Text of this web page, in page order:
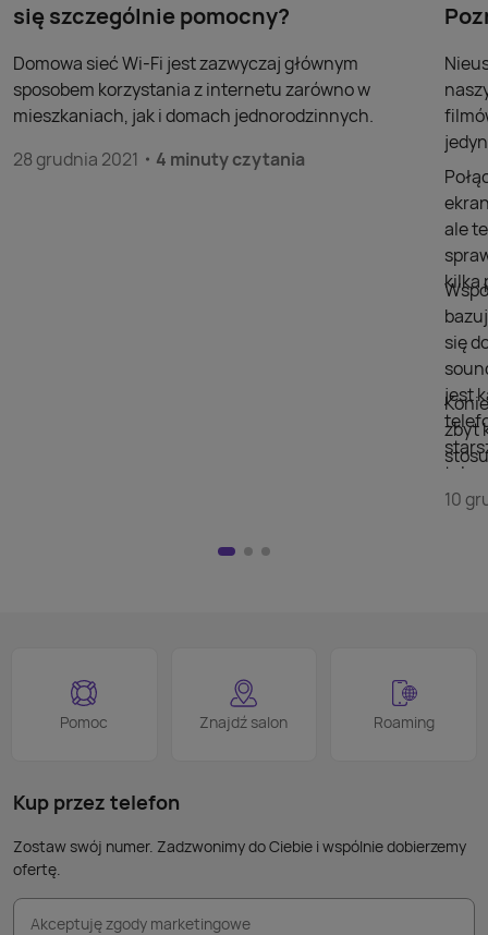
się szczególnie pomocny?
Domowa sieć Wi-Fi jest zazwyczaj głównym
sposobem korzystania z internetu zarówno w
mieszkaniach, jak i domach jednorodzinnych.
28 grudnia 2021
4 minuty czytania
ale
kilka
się
jest
zbyt
10
Pomoc Znajdź salon Roaming
Kup przez telefon
Zostaw swój numer. Zadzwonimy do Ciebie i wspólnie dobierzemy
ofertę.
Akceptuję zgody marketingowe